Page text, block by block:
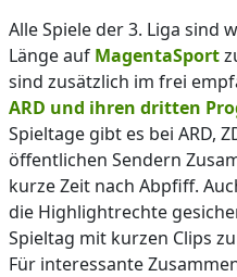
Alle Spiele der 3. Liga sind
Länge auf MagentaSport
sind zusätzlich im frei
ARD und ihren dritten
Spieltage gibt es bei ARD,
öffentlichen Sendern
kurze Zeit nach Abpfiff.
die Highlightrechte
Spieltag mit kurzen Clips
Für interessante